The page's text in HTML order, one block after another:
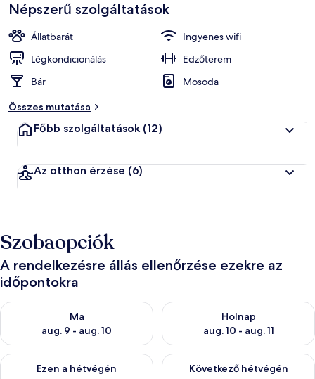
Népszerű szolgáltatások
Állatbarát
Ingyenes wifi
Légkondicionálás
Edzőterem
Bár
Mosoda
Összes mutatása
Főbb szolgáltatások (12)
Az otthon érzése (6)
Szobaopciók
A rendelkezésre állás ellenőrzése ezekre az
időpontokra
Ma
aug. 9 - aug. 10
A ma esti rendelkezésre állás ellenőrzése: aug. 9 - aug. 10
Holnap
aug. 10 - aug. 11
A holnapi rendelkezésre állás
Ezen a hétvégén
A mostani hétvégi rendelkezésre állás ellenőrzése: aug. 14 -
Következő hétvégén
A következő hétvégi